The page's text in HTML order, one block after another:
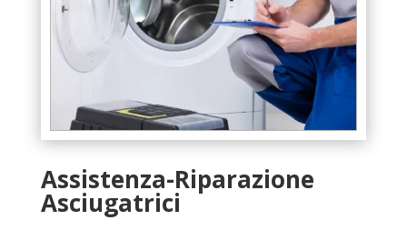
Assistenza-Riparazione
Asciugatrici